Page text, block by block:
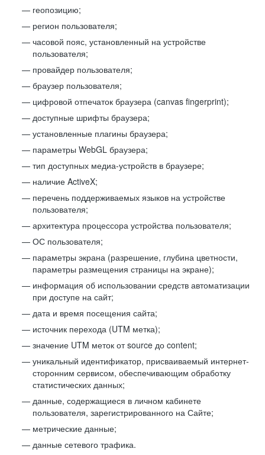
геопозицию;
регион пользователя;
часовой пояс, установленный на устройстве
пользователя;
провайдер пользователя;
браузер пользователя;
цифровой отпечаток браузера (canvas fingerprint);
доступные шрифты браузера;
установленные плагины браузера;
параметры WebGL браузера;
тип доступных медиа-устройств в браузере;
наличие ActiveX;
перечень поддерживаемых языков на устройстве
пользователя;
архитектура процессора устройства пользователя;
ОС пользователя;
параметры экрана (разрешение, глубина цветности,
параметры размещения страницы на экране);
информация об использовании средств автоматизации
при доступе на сайт;
дата и время посещения сайта;
источник перехода (UTM метка);
значение UTM меток от source до content;
уникальный идентификатор, присваиваемый интернет-
сторонним сервисом, обеспечивающим обработку
статистических данных;
данные, содержащиеся в личном кабинете
пользователя, зарегистрированного на Сайте;
метрические данные;
данные сетевого трафика.